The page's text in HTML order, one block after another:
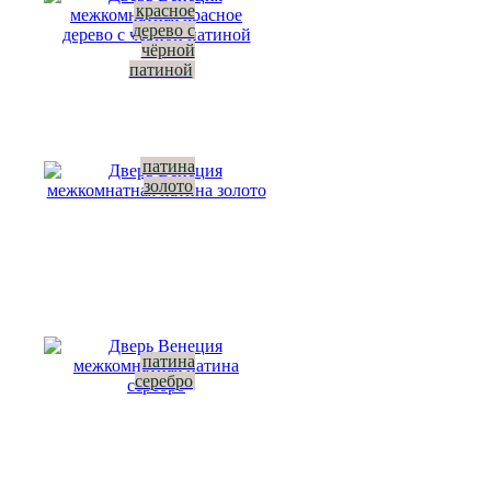
красное
дерево с
чёрной
патиной
патина
золото
патина
серебро